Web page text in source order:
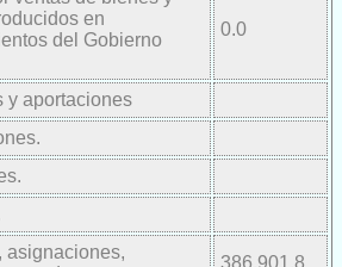
en
del Gobierno
0.0
y aportaciones
asignaciones,